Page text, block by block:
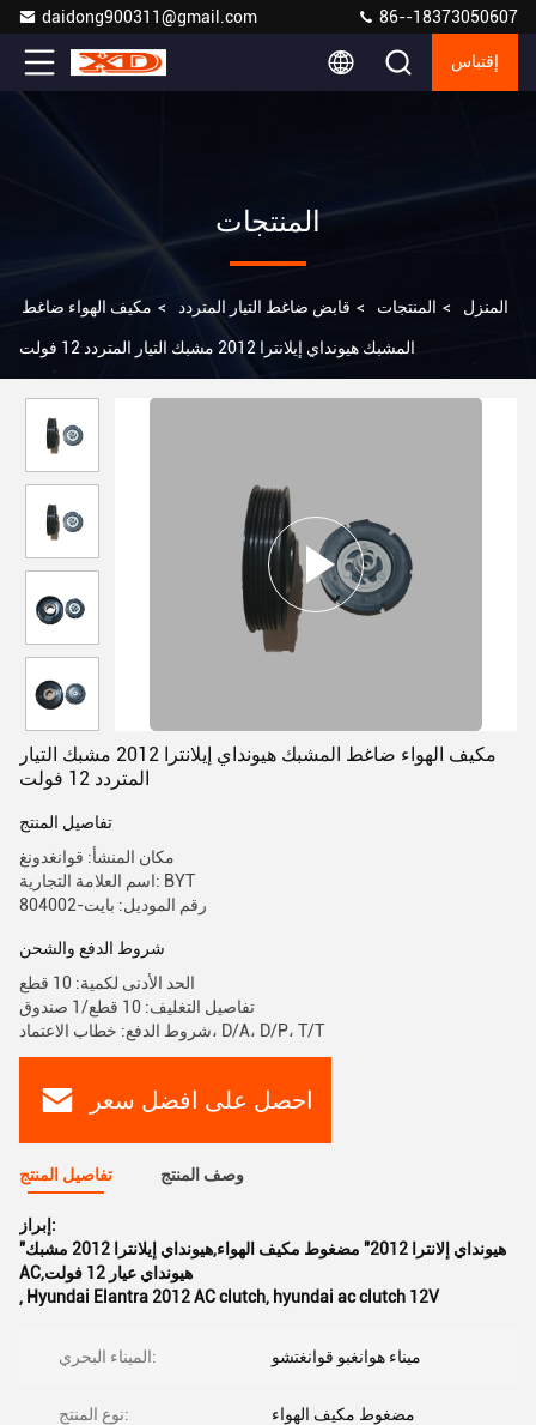
daidong900311@gmail.com 86--18373050607
إقتباس
المنتجات
المنزل > المنتجات > قابض ضاغط التيار المتردد > مكيف الهواء ضاغط
المشبك هيونداي إيلانترا 2012 مشبك التيار المتردد 12 فولت
مكيف الهواء ضاغط المشبك هيونداي إيلانترا 2012 مشبك التيار
المتردد 12 فولت
تفاصيل المنتج
مكان المنشأ: قوانغدونغ
اسم العلامة التجارية: BYT
رقم الموديل: بايت-804002
شروط الدفع والشحن
الحد الأدنى لكمية: 10 قطع
تفاصيل التغليف: 10 قطع/1 صندوق
شروط الدفع: خطاب الاعتماد، D/A، D/P، T/T
احصل على افضل سعر
تفاصيل المنتج وصف المنتج
إبراز:
"هيونداي إلانترا 2012" مضغوط مكيف الهواء,هيونداي إيلانترا 2012 مشبك
AC,هيونداي عيار 12 فولت
, Hyundai Elantra 2012 AC clutch, hyundai ac clutch 12V
الميناء البحري: ميناء هوانغبو قوانغتشو
نوع المنتج: مضغوط مكيف الهواء